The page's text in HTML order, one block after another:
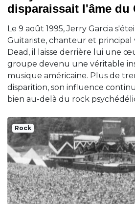
disparaissait l'âme du
Le 9 août 1995, Jerry Garcia
Guitariste, chanteur et principal
Dead, il laisse derrière lui une
groupe devenu une véritable
musique américaine. Plus de
disparition, son influence
bien au-delà du rock
Rock